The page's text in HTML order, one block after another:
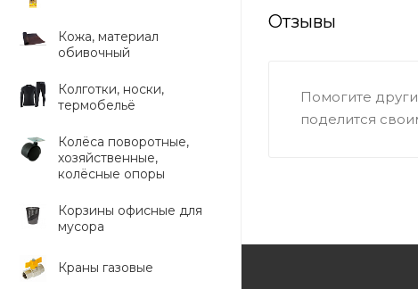
Кожа, материал
обивочный
Колготки, носки,
термобельё
Колёса поворотные,
хозяйственные,
колёсные опоры
Корзины офисные для
мусора
Краны газовые
Отзывы
Помогите
поделится